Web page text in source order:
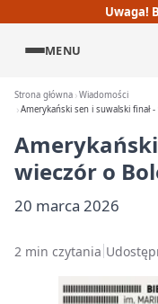
Uwaga!
MENU
Strona główna Wiadomości
Amerykański sen i suwalski finał
wieczór o
20 marca 2026
2 min czytania